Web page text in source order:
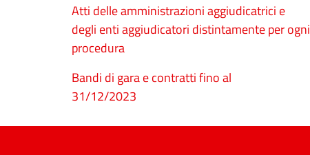
Atti delle amministrazioni aggiudicatrici e
degli enti aggiudicatori distintamente per ogni
procedura
Bandi di gara e contratti fino al
31/12/2023